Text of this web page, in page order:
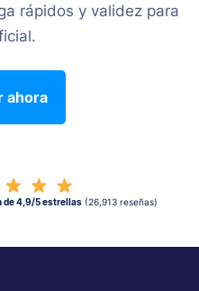
rápidos y validez para
ahora
de 4,9/5 estrellas (26,913 reseñas)